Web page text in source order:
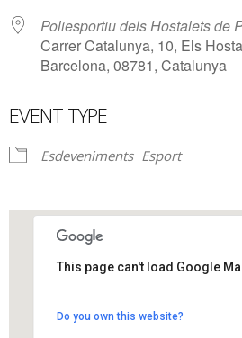
Poliesportiu dels Hostalets de
Carrer Catalunya, 10, Els
Barcelona, 08781, Catalunya
EVENT TYPE
Esdeveniments Esport
Pierola
Carrer Catalunya, 10 - Els
This page can't load Google
Do you own this website?